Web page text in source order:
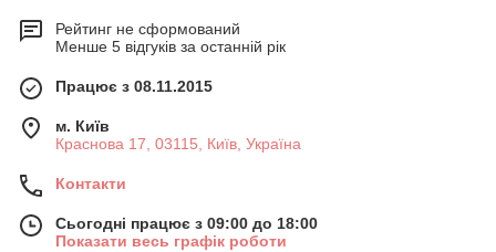
Рейтинг не сформований
Менше 5 відгуків за останній рік
Працює з 08.11.2015
м. Київ
Краснова 17, 03115, Київ, Україна
Контакти
Сьогодні працює з 09:00 до 18:00
Показати весь графік роботи